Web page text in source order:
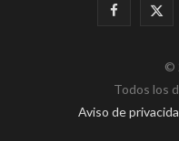
F
e
T
w
©
Todos los
Aviso de